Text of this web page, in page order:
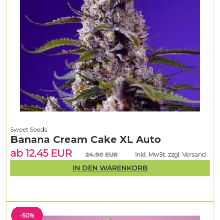
-50%
Sweet Seeds
Banana Cream Cake XL Auto
ab 12.45 EUR
24.90 EUR inkl. MwSt. zzgl. Versand
IN DEN WARENKORB